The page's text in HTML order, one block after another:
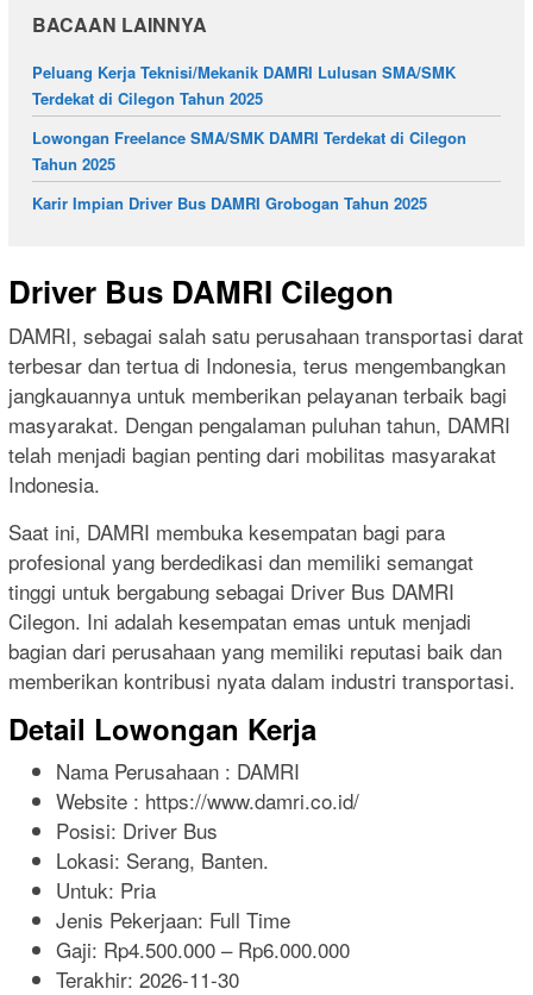
BACAAN LAINNYA
Peluang Kerja Teknisi/Mekanik DAMRI Lulusan SMA/SMK
Terdekat di Cilegon Tahun 2025
Lowongan Freelance SMA/SMK DAMRI Terdekat di Cilegon
Tahun 2025
Karir Impian Driver Bus DAMRI Grobogan Tahun 2025
Driver Bus DAMRI Cilegon
DAMRI, sebagai salah satu perusahaan transportasi darat
terbesar dan tertua di Indonesia, terus mengembangkan
jangkauannya untuk memberikan pelayanan terbaik bagi
masyarakat. Dengan pengalaman puluhan tahun, DAMRI
telah menjadi bagian penting dari mobilitas masyarakat
Indonesia.
Saat ini, DAMRI membuka kesempatan bagi para
profesional yang berdedikasi dan memiliki semangat
tinggi untuk bergabung sebagai Driver Bus DAMRI
Cilegon. Ini adalah kesempatan emas untuk menjadi
bagian dari perusahaan yang memiliki reputasi baik dan
memberikan kontribusi nyata dalam industri transportasi.
Detail Lowongan Kerja
Nama Perusahaan : DAMRI
Website : https://www.damri.co.id/
Posisi: Driver Bus
Lokasi: Serang, Banten.
Untuk: Pria
Jenis Pekerjaan: Full Time
Gaji: Rp4.500.000 – Rp6.000.000
Terakhir: 2026-11-30